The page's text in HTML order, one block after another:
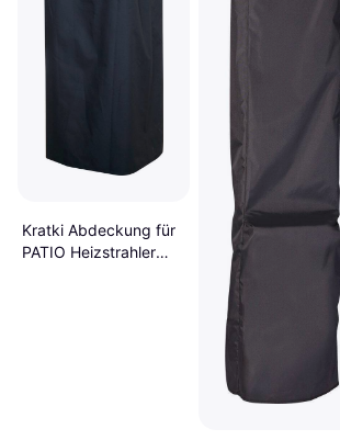
Kratki Abdeckung für
PATIO Heizstrahler